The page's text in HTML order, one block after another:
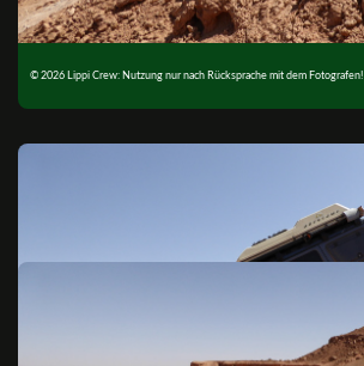
© 2026 Lippi Crew: Nutzung nur nach Rücksprache mit dem Fotografen!